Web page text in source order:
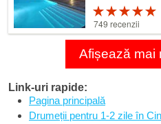
5 din 5 stele
749 recenzii
Afișează mai
Link-uri rapide:
Pagina principală
Drumeții pentru 1-2 zile în